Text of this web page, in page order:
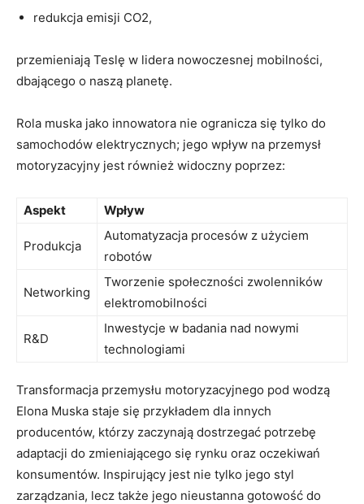
redukcja emisji CO2,
przemieniają Teslę ​w⁤ lidera nowoczesnej⁣ mobilności,
dbającego o naszą planetę.
Rola muska jako innowatora nie ogranicza się tylko do
⁣samochodów elektrycznych; jego wpływ na przemysł
motoryzacyjny​ jest również widoczny poprzez:
Aspekt Wpływ
Produkcja
Automatyzacja procesów​ z użyciem
robotów
Networking
Tworzenie‌ społeczności zwolenników
elektromobilności
R&D
Inwestycje w‌ badania nad nowymi⁤
technologiami
Transformacja ‌przemysłu motoryzacyjnego ‍pod⁢ wodzą⁣
Elona Muska staje ‍się przykładem dla innych
producentów, którzy zaczynają dostrzegać potrzebę
adaptacji‍ do zmieniającego się rynku oraz oczekiwań
‍konsumentów. Inspirujący jest nie tylko jego styl
zarządzania, lecz także jego nieustanna gotowość do